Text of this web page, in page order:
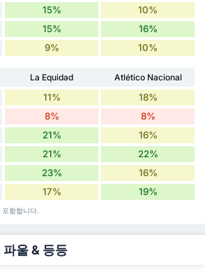
15% 10%
15% 16%
9% 10%
La Equidad
Atlético Nacional
11% 18%
8% 8%
21% 16%
21% 22%
23% 16%
17% 19%
함합니다.
울 & 등등